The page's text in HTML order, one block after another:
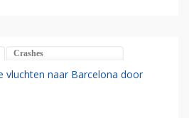
Crashes
vluchten naar Barcelona door